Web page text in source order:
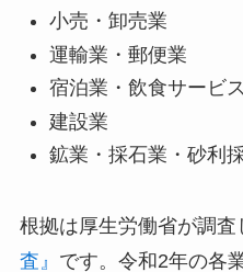
小売・卸売業
運輸業・郵便業
宿泊業・飲食サービ
建設業
鉱業・採石業・砂利
根拠は厚生労働省が調査
査』 です。令和2年の各